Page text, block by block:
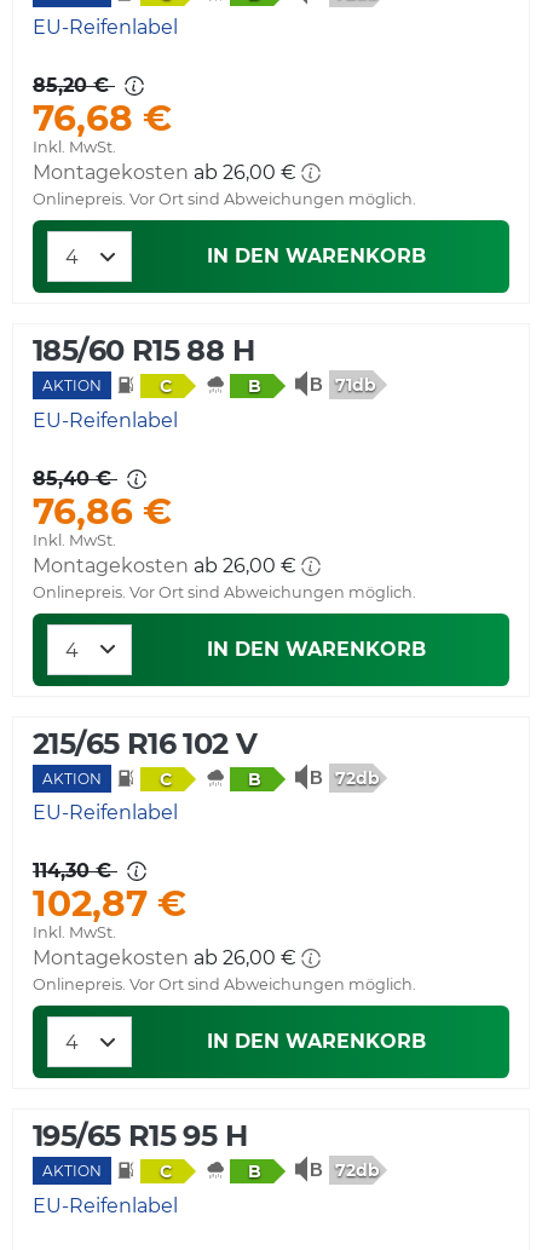
EU-Reifenlabel
85,20 €
76,68 €
Inkl. MwSt.
Montagekosten ab 26,00 €
Onlinepreis. Vor Ort sind Abweichungen möglich.
IN DEN WARENKORB
185/60 R15 88 H
AKTION C B 71db
EU-Reifenlabel
85,40 €
76,86 €
Inkl. MwSt.
Montagekosten ab 26,00 €
Onlinepreis. Vor Ort sind Abweichungen möglich.
IN DEN WARENKORB
215/65 R16 102 V
AKTION C B 72db
EU-Reifenlabel
114,30 €
102,87 €
Inkl. MwSt.
Montagekosten ab 26,00 €
Onlinepreis. Vor Ort sind Abweichungen möglich.
IN DEN WARENKORB
195/65 R15 95 H
AKTION C B 72db
EU-Reifenlabel